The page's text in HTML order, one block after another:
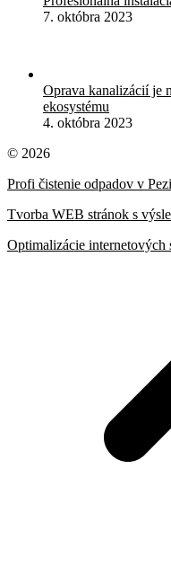
7. októbra 2023
Oprava kanalizácií je
ekosystému
4. októbra 2023
© 2026
Profi čistenie odpadov v
Tvorba WEB stránok s
Optimalizácie internetových